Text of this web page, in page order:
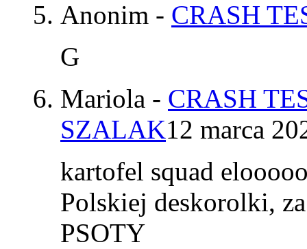
Anonim - CRASH
G
Mariola - CRASH
SZALAK12 marca
kartofel squad
Polskiej deskorolki,
PSOTY